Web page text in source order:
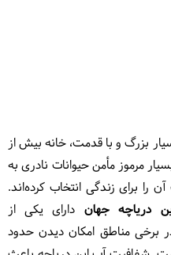
بزرگ و با قدمت، خانه بیش از
مرموز مأمن حیوانات نادری به
را برای زندگی انتخاب کرده‌اند.
دریاچه جهان دارای یکی از
مناطق امکان دیدن حدود